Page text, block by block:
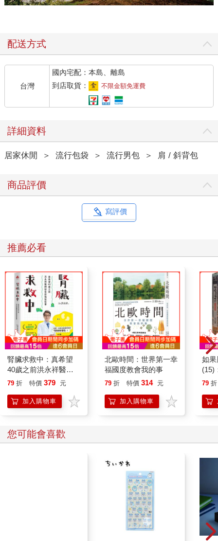
配送方式
台灣
國內宅配：本島、離島
到店取貨：
不限金額免運費
詳細資料
居家休閒 ＞ 流行包袋 ＞ 流行男包 ＞ 肩 / 斜背包
商品評價
寫評價
推薦必看
腎臟求救中：真希望
40歲之前洪永祥醫師
就告訴我這些事
79 折 特價 379 元
加入購物車
北歐時間：世界第一幸
福國度教會我的事
79 折 特價 314 元
加入購物車
如
(15)
貓
79 折
您可能會喜歡